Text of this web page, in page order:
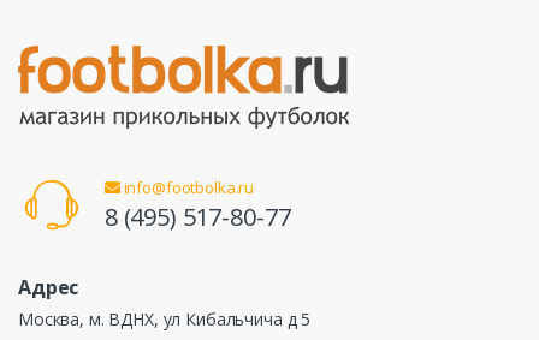
info@footbolka.ru
8 (495) 517-80-77
Адрес
Москва, м. ВДНХ, ул Кибальчича д 5